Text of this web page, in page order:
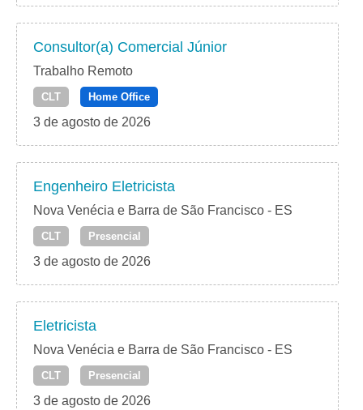
Consultor(a) Comercial Júnior
Trabalho Remoto
CLT Home Office
3 de agosto de 2026
Engenheiro Eletricista
Nova Venécia e Barra de São Francisco - ES
CLT Presencial
3 de agosto de 2026
Eletricista
Nova Venécia e Barra de São Francisco - ES
CLT Presencial
3 de agosto de 2026